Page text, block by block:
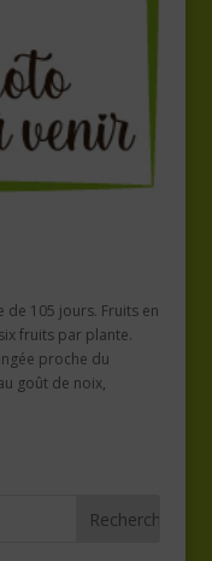
de 105 jours. Fruits en
fruits par plante.
proche du
goût de noix,